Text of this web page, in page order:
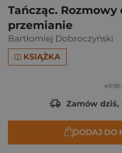
Tańcząc. Rozmowy
przemianie
Bartłomiej Dobroczyński
KSIĄŻKA
49,99
Zamów
DODAJ DO